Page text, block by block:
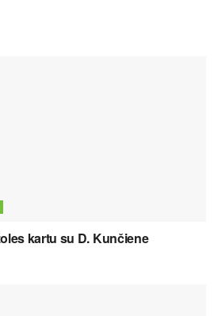
kartu su D. Kunčiene